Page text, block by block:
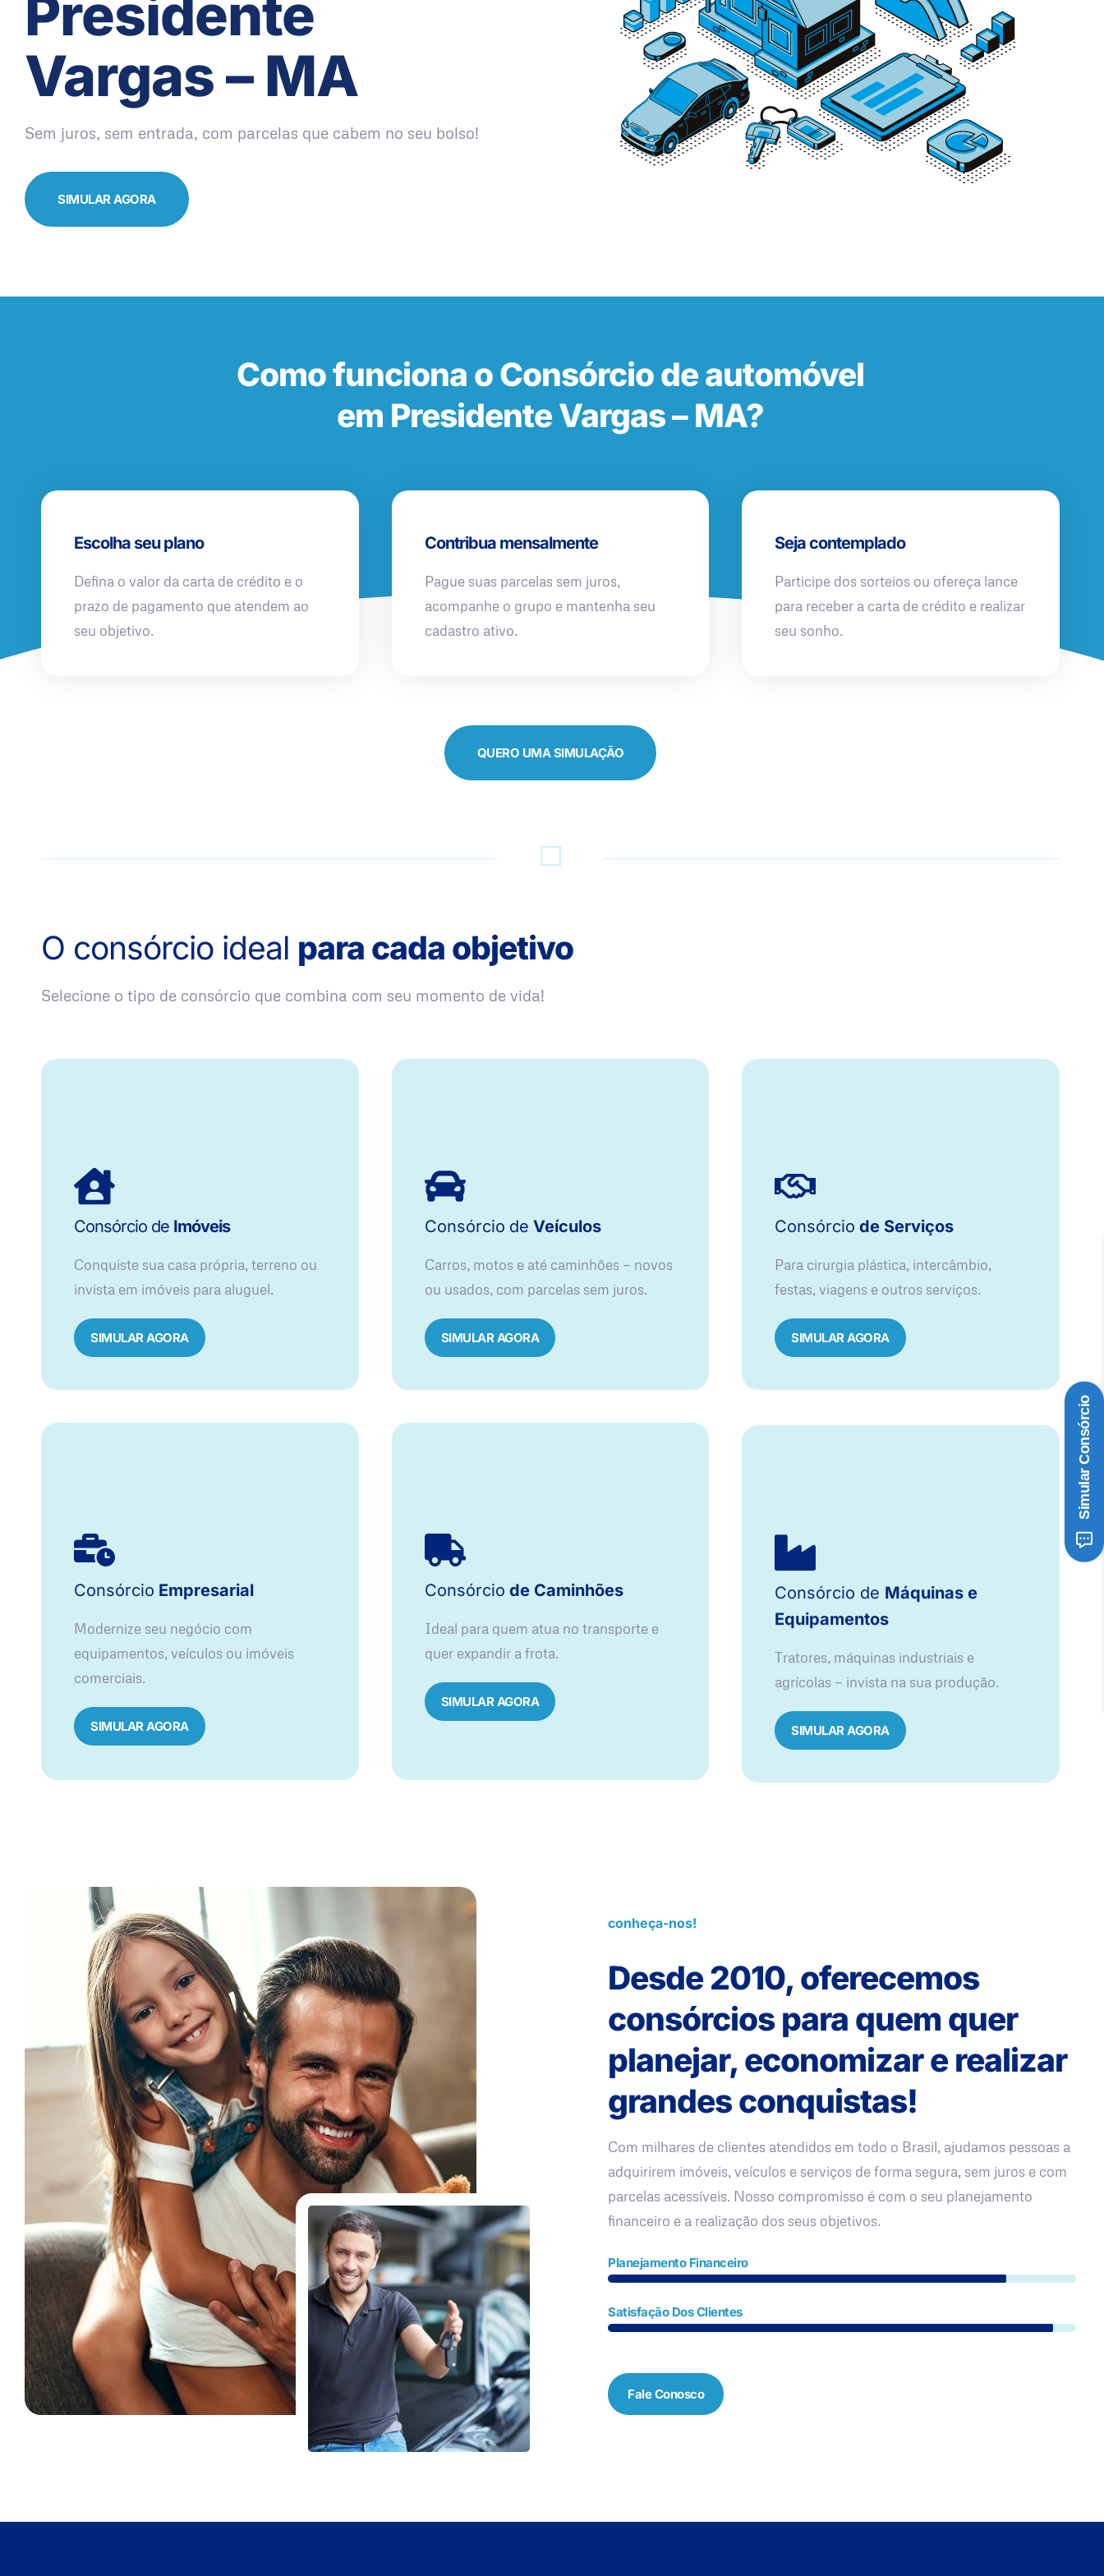
Presidente
Vargas – MA
Sem juros, sem entrada, com parcelas que cabem no seu bolso!
SIMULAR AGORA
Como funciona o Consórcio de automóvel
em Presidente Vargas – MA?
Escolha seu plano
Defina o valor da carta de crédito e o
prazo de pagamento que atendem ao
seu objetivo.
Contribua mensalmente
Pague suas parcelas sem juros,
acompanhe o grupo e mantenha seu
cadastro ativo.
Seja contemplado
Participe dos sorteios ou ofereça lance
para receber a carta de crédito e realizar
seu sonho.
QUERO UMA SIMULAÇÃO
O consórcio ideal para cada objetivo
Selecione o tipo de consórcio que combina com seu momento de vida!
Consórcio de Imóveis
Conquiste sua casa própria, terreno ou
invista em imóveis para aluguel.
SIMULAR AGORA​
Consórcio de Veículos
Carros, motos e até caminhões — novos
ou usados, com parcelas sem juros.
SIMULAR AGORA
Consórcio de Serviços
Para cirurgia plástica, intercâmbio,
festas, viagens e outros serviços.
SIMULAR AGORA
Consórcio Empresarial
Modernize seu negócio com
equipamentos, veículos ou imóveis
comerciais.
SIMULAR AGORA
Consórcio de Caminhões
Ideal para quem atua no transporte e
quer expandir a frota.
SIMULAR AGORA
Consórcio de Máquinas e
Equipamentos
Tratores, máquinas industriais e
agrícolas — invista na sua produção.
SIMULAR AGORA
conheça-nos!
Desde 2010, oferecemos
consórcios para quem quer
planejar, economizar e realizar
grandes conquistas!
Com milhares de clientes atendidos em todo o Brasil, ajudamos pessoas a
adquirirem imóveis, veículos e serviços de forma segura, sem juros e com
parcelas acessíveis. Nosso compromisso é com o seu planejamento
financeiro e a realização dos seus objetivos.
Planejamento Financeiro
Satisfação Dos Clientes
Fale Conosco
Simular Consórcio